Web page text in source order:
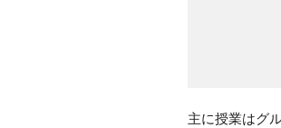
主に授業はグ